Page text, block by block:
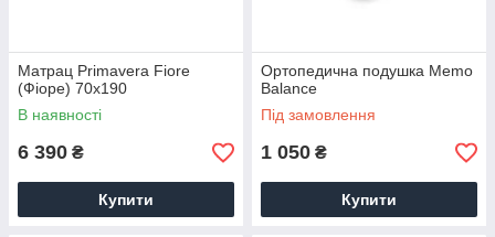
Матрац Primavera Fiore
(Фіоре) 70х190
В наявності
6 390 ₴
Купити
Ортопедична подушка Memo
Balance
Під замовлення
1 050 ₴
Купити